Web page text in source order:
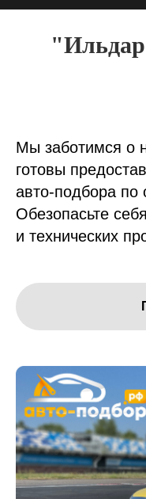
Мы заботимся о
готовы
авто-подбора по
Обезопасьте
и технических